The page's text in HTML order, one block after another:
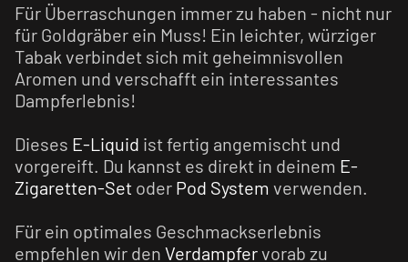
Für Überraschungen immer zu haben - nicht nur
für Goldgräber ein Muss! Ein leichter, würziger
Tabak verbindet sich mit geheimnisvollen
Aromen und verschafft ein interessantes
Dampferlebnis!
Dieses E-Liquid ist fertig angemischt und
vorgereift. Du kannst es direkt in deinem E-
Zigaretten-Set oder Pod System verwenden.
Für ein optimales Geschmackserlebnis
empfehlen wir den Verdampfervorab zu